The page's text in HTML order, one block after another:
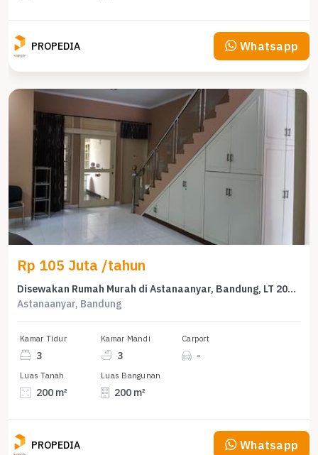
PROPEDIA Whatsapp
Rp 105 Juta /tahun
Disewakan Rumah Murah di Astanaanyar, Bandung, LT 200m²
Astanaanyar, Bandung
Kamar Tidur
3
Kamar Mandi
3
Carport
-
Luas Tanah
200 m²
Luas Bangunan
200 m²
PROPEDIA Whatsapp